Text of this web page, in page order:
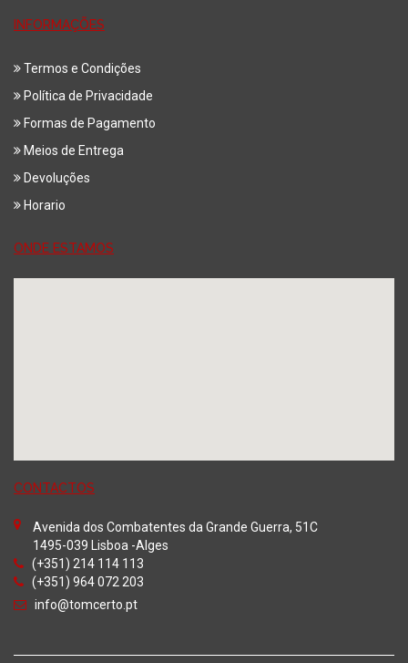
INFORMAÇÕES
Termos e Condições
Política de Privacidade
Formas de Pagamento
Meios de Entrega
Devoluções
Horario
ONDE ESTAMOS
CONTACTOS
Avenida dos Combatentes da Grande Guerra, 51C
1495-039 Lisboa -Alges
(+351) 214 114 113
(+351) 964 072 203
info@tomcerto.pt